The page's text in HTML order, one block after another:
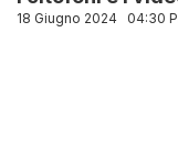
18 Giugno 2024 04:30